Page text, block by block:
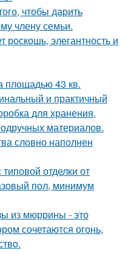
чтобы дарить
члену семьи.
роскошь, элегантность и
площадью 43 кв.
и практичный
для хранения,
материалов.
словно наполнен
отделки от
пол, минимум
из мюррины - это
сочетаются огонь,